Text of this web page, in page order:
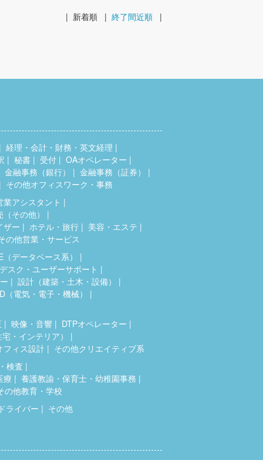
| 新着順 | 終了間近順 |
経理・会計・財務・英文経理
秘書 受付
OAオペレーター
金融事務（銀行）
金融事務（証券）
その他オフィスワーク・事務
業アシスタント
その他）
ザー
ホテル・旅行
美容・エステ
の他営業・サービス
（データベース系）
スク・ユーザーサポート
設計（建築・土木・設備）
（電気・電子・機械）
映像・音響
DTPオペレーター
・インテリア）
フィス設計
その他クリエイティブ系
検査
療
養護教諭・保育士・幼稚園事務
の他教育・学校
ライバー
その他